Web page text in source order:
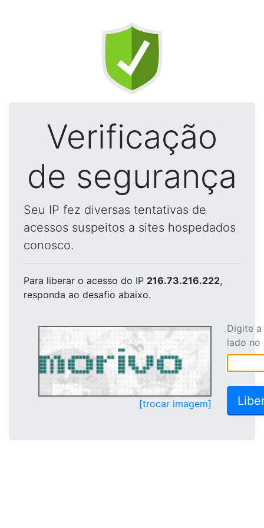
Verificação
de segurança
Seu IP fez diversas tentativas de
acessos suspeitos a sites hospedados
conosco.
Para liberar o acesso do IP 216.73.216.222,
responda ao desafio abaixo.
[trocar imagem]
Digite
lado no